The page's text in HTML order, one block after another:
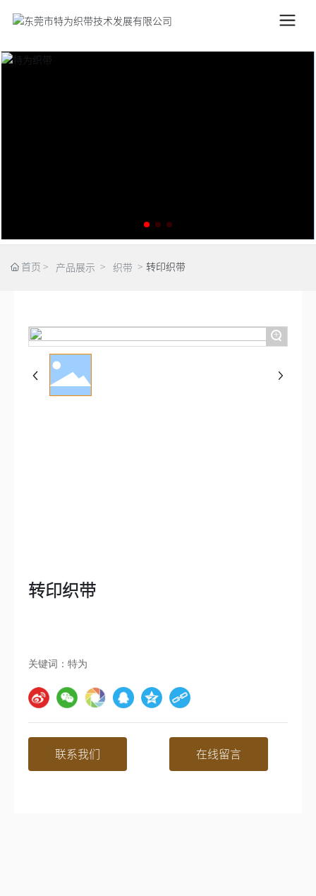
转印织带
首页 产品展示 织带 转印织带
+
转印织带
关键词： 特为
联系我们 在线留言